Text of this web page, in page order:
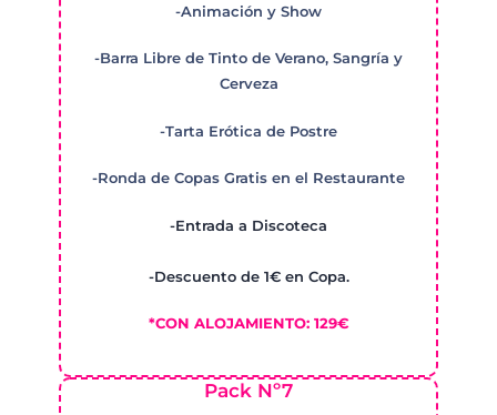
-Animación y Show
-Barra Libre de Tinto de Verano, Sangría y
Cerveza
-Tarta Erótica de Postre
-Ronda de Copas Gratis en el Restaurante
-Entrada a Discoteca
-Descuento de 1€ en Copa.
*CON ALOJAMIENTO: 129€
Pack Nº7